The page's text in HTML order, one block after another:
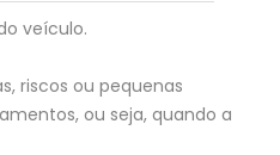
veículo.
riscos ou pequenas
ou seja, quando a